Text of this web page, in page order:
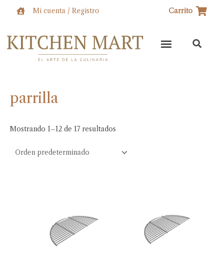
Mi cuenta / Registro Carrito
parrilla
Mostrando 1–12 de 17 resultados